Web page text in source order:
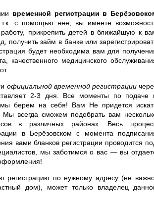
временной регистрации в
т.к. с помощью нее, вы имеете
прикрепить детей в ближайшую к
получить займ в банке или
будет необходима вам для
качественного медицинского
официальной временной регистрации
2-3 дня. Все моменты по подаче
берем на себя! Вам Не придется
Мы всегда сможем подобрать вам
в различных районах. Весь
в Берёзовском с момента
вами бланков регистрации проводится
мы заботимся о вас — вы
регистрацию по нужному адресу (не
дом), может только владелец